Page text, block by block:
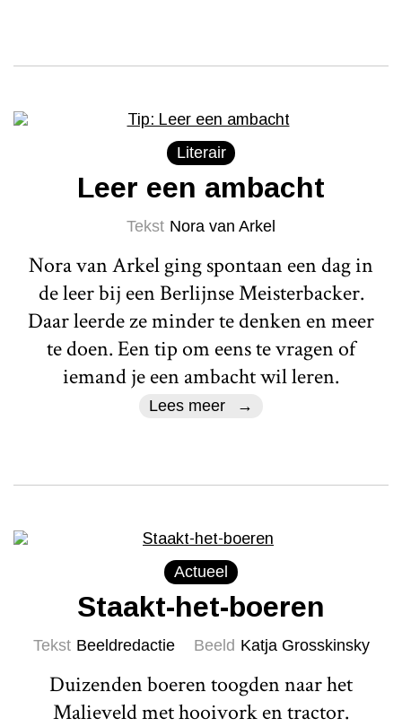
Literair
Leer een ambacht
Tekst Nora van Arkel
Nora van Arkel ging spontaan een dag in
de leer bij een Berlijnse Meisterbacker.
Daar leerde ze minder te denken en meer
te doen. Een tip om eens te vragen of
iemand je een ambacht wil leren.
Lees meer
Actueel
Staakt-het-boeren
Tekst Beeldredactie Beeld Katja Grosskinsky
Duizenden boeren toogden naar het
Malieveld met hooivork en tractor.